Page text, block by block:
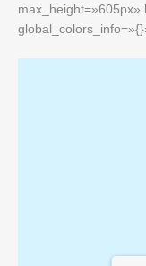
max_height=»605px»